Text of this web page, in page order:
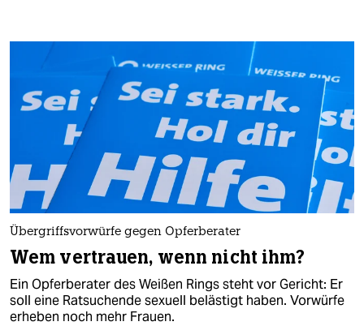
Übergriffsvorwürfe gegen Opferberater
Wem vertrauen, wenn nicht ihm?
Ein Opferberater des Weißen Rings steht vor Gericht: Er
soll eine Ratsuchende sexuell belästigt haben. Vorwürfe
erheben noch mehr Frauen.